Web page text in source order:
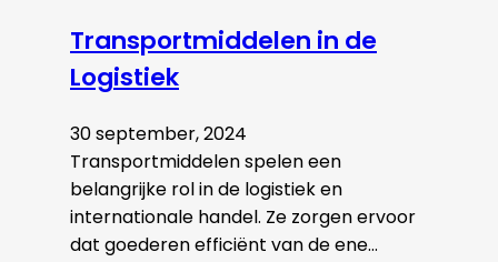
Transportmiddelen in de
Logistiek
30 september, 2024
Transportmiddelen spelen een
belangrijke rol in de logistiek en
internationale handel. Ze zorgen ervoor
dat goederen efficiënt van de ene…